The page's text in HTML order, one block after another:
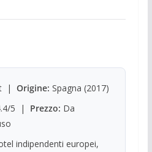
| Origine: Spagna (2017)
5 | Prezzo: Da
indipendenti europei,